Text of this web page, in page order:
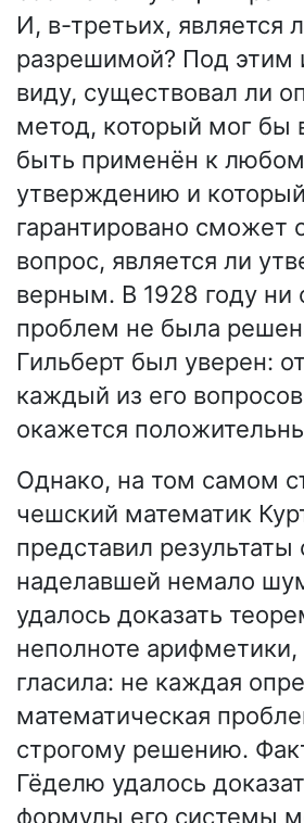
И, в-третьих, является
разрешимой? Под этим
виду, существовал ли
метод, который мог бы
быть применён к
утверждению и который
гарантировано сможет
вопрос, является ли
верным. В 1928 году ни
проблем не была
Гильберт был уверен:
каждый из его вопросов
окажется
Однако, на том самом
чешский математик
представил
наделавшей немало
удалось доказать
неполноте арифметики,
гласила: не каждая
математическая
строгому решению.
Гёделю удалось
формулы его системы